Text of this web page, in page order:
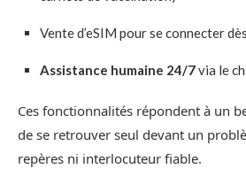
Vente d’eSIM pour se connecter
Assistance humaine 24/7via le
Ces fonctionnalités répondent à un
de se retrouver seul devant un
repères ni interlocuteur fiable.